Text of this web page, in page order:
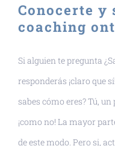
Conocerte y
coaching
Si alguien te pregunta
responderás ¡claro que
sabes cómo eres? Tú,
¡como no! La mayor
de este modo. Pero si,